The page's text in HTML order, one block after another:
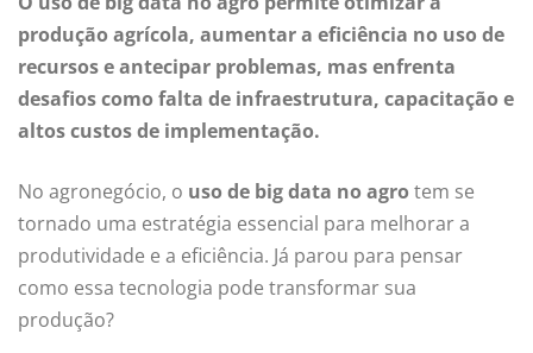
produção agrícola, aumentar a eficiência no uso de
recursos e antecipar problemas, mas enfrenta
desafios como falta de infraestrutura, capacitação e
altos custos de implementação.
No agronegócio, o uso de big data no agro tem se
tornado uma estratégia essencial para melhorar a
produtividade e a eficiência. Já parou para pensar
como essa tecnologia pode transformar sua
produção?